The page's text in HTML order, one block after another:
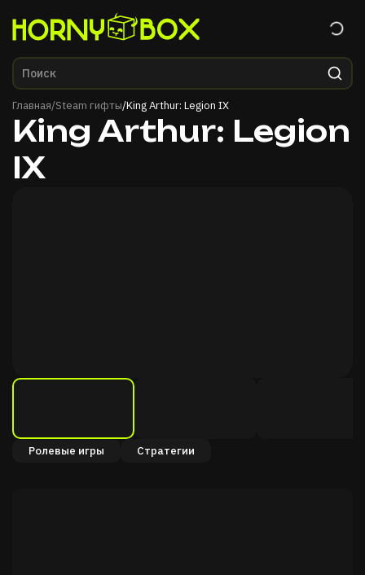
Главная/Steam гифты/King Arthur: Legion IX
King Arthur: Legion
IX
Ролевые игры Стратегии